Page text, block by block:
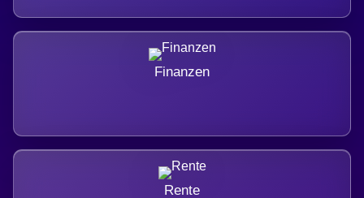
Finanzen
Rente